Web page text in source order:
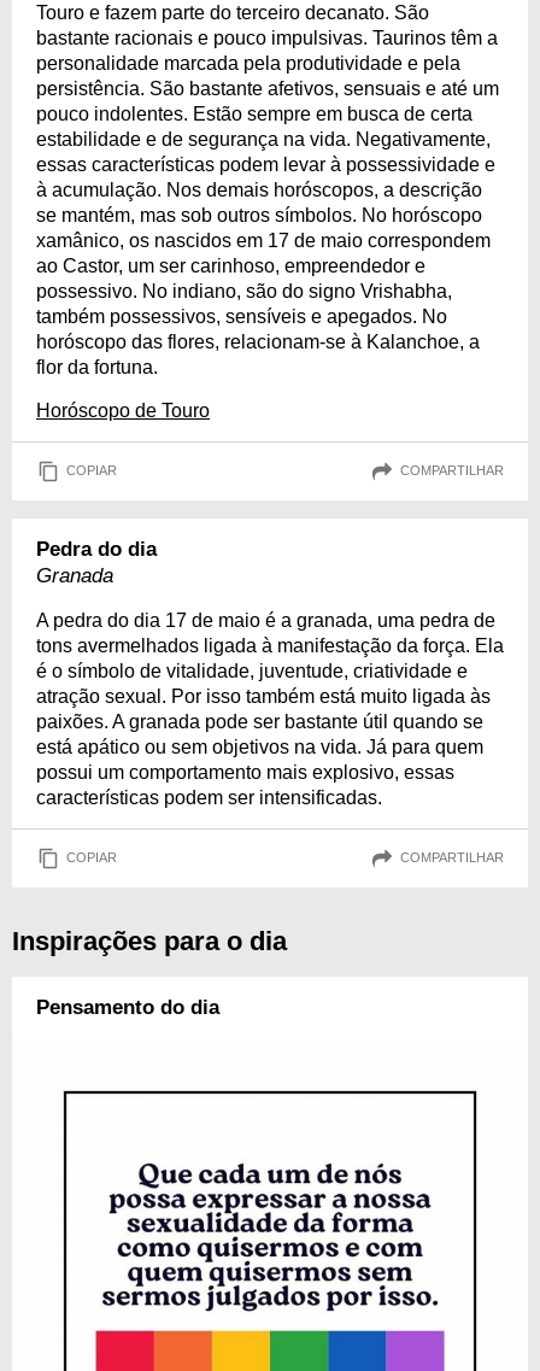
Touro e fazem parte do terceiro decanato. São
bastante racionais e pouco impulsivas. Taurinos têm a
personalidade marcada pela produtividade e pela
persistência. São bastante afetivos, sensuais e até um
pouco indolentes. Estão sempre em busca de certa
estabilidade e de segurança na vida. Negativamente,
essas características podem levar à possessividade e
à acumulação. Nos demais horóscopos, a descrição
se mantém, mas sob outros símbolos. No horóscopo
xamânico, os nascidos em 17 de maio correspondem
ao Castor, um ser carinhoso, empreendedor e
possessivo. No indiano, são do signo Vrishabha,
também possessivos, sensíveis e apegados. No
horóscopo das flores, relacionam-se à Kalanchoe, a
flor da fortuna.
Horóscopo de Touro
COPIAR COMPARTILHAR
Pedra do dia
Granada
A pedra do dia 17 de maio é a granada, uma pedra de
tons avermelhados ligada à manifestação da força. Ela
é o símbolo de vitalidade, juventude, criatividade e
atração sexual. Por isso também está muito ligada às
paixões. A granada pode ser bastante útil quando se
está apático ou sem objetivos na vida. Já para quem
possui um comportamento mais explosivo, essas
características podem ser intensificadas.
COPIAR COMPARTILHAR
Inspirações para o dia
Pensamento do dia